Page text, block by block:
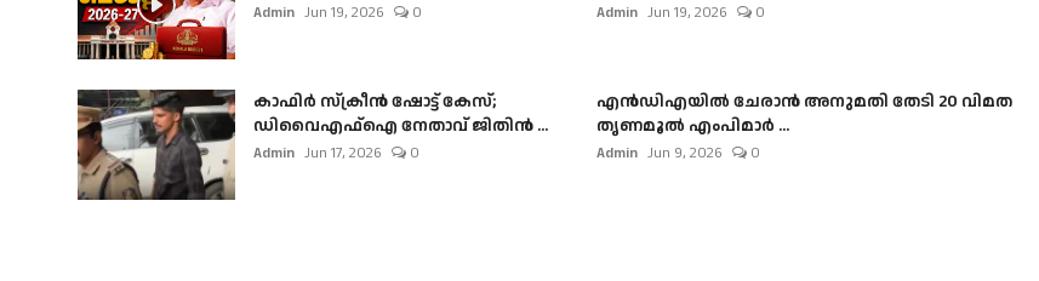
Admin Jun 19, 2026 0 Admin Jun 19, 2026 0
കാഫിർ സ്‌ക്രീൻ ഷോട്ട് കേസ്;
ഡിവൈഎഫ്ഐ നേതാവ് ജിതിൻ ...
Admin Jun 17, 2026 0
എൻഡിഎയിൽ ചേരാൻ അനുമതി തേടി 20 വിമത
തൃണമൂൽ എംപിമാർ ...
Admin Jun 9, 2026 0